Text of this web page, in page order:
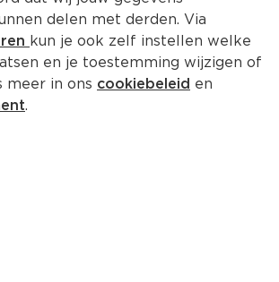
yoghurt original
(per kilo €1.98)
delen met derden. Via
kun je ook zelf instellen welke
en je toestemming wijzigen of
meer in ons cookiebeleid en
.